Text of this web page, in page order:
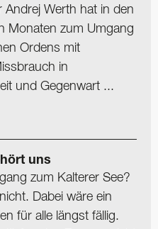
Andrej Werth hat in den
Monaten zum Umgang
Ordens mit
in
und Gegenwart ...
uns
zum Kalterer See?
Dabei wäre ein
für alle längst fällig.